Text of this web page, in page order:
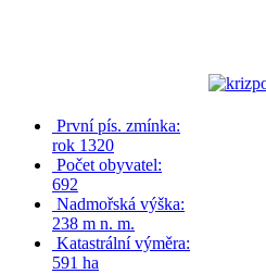
První pís. zmínka:
rok 1320
Počet obyvatel:
692
Nadmořská výška:
238 m n. m.
Katastrální výměra:
591 ha